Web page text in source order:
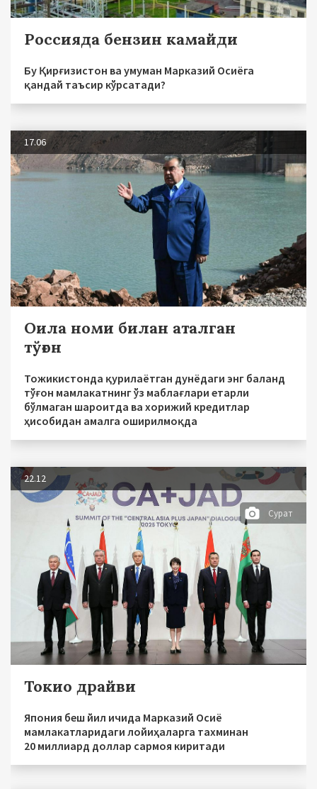
Россияда бензин камайди
Бу Қирғизистон ва умуман Марказий Осиёга
қандай таъсир кўрсатади?
17.06
Оила номи билан аталган
тўғон
Тожикистонда қурилаётган дунёдаги энг баланд
тўғон мамлакатнинг ўз маблағлари етарли
бўлмаган шароитда ва хорижий кредитлар
ҳисобидан амалга оширилмоқда
22.12
Сурат
Токио драйви
Япония беш йил ичида Марказий Осиё
мамлакатларидаги лойиҳаларга тахминан
20 миллиард доллар сармоя киритади